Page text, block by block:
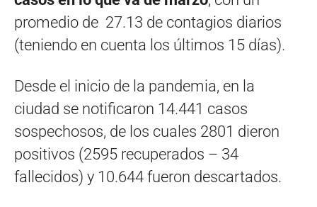
promedio de 27.13 de contagios diarios
(teniendo en cuenta los últimos 15 días).
Desde el inicio de la pandemia, en la
ciudad se notificaron 14.441 casos
sospechosos, de los cuales 2801 dieron
positivos (2595 recuperados – 34
fallecidos) y 10.644 fueron descartados.